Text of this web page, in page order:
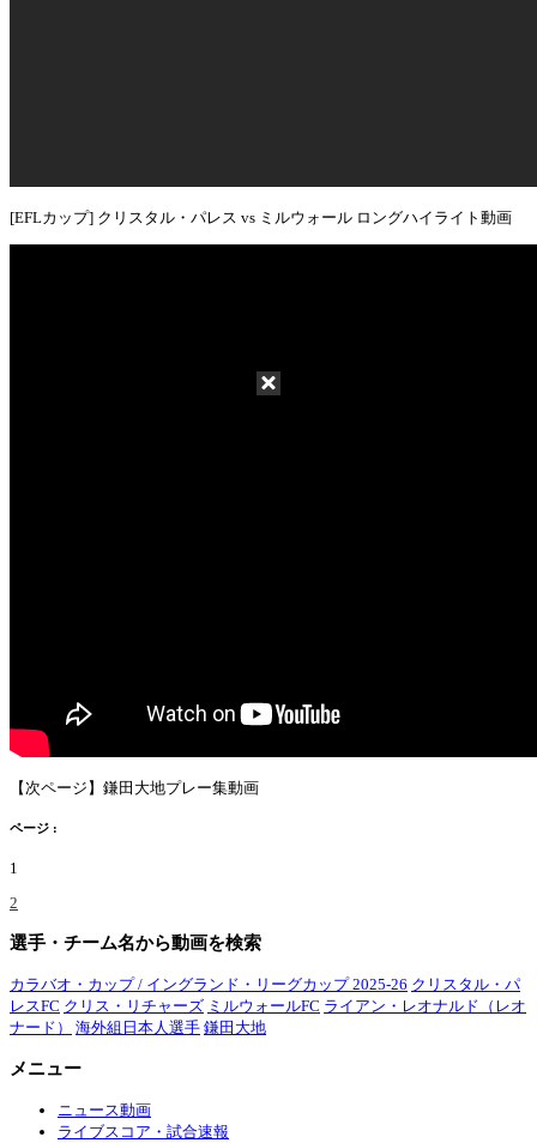
[EFLカップ] クリスタル・パレス vs ミルウォール ロングハイライト動画
【次ページ】鎌田大地プレー集動画
ページ :
1
2
選手・チーム名から動画を検索
カラバオ・カップ / イングランド・リーグカップ 2025-26 クリスタル・パ
レスFC クリス・リチャーズ ミルウォールFC ライアン・レオナルド（レオ
ナード）
海外組日本人選手 鎌田大地
メニュー
ニュース動画
ライブスコア・試合速報